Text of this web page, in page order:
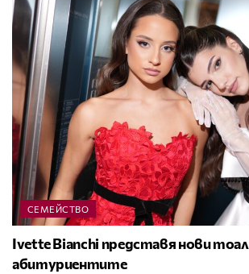
СЕМЕЙСТВО
Ivette Bianchi представя нови
абитуриентите